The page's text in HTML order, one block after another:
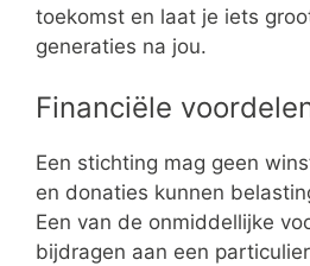
toekomst en laat je iets
generaties na jou.
Financiële
Een stichting mag geen
en donaties kunnen
Een van de onmiddellijke
bijdragen aan een